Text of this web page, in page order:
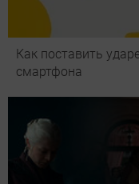
Как поставить
смартфона